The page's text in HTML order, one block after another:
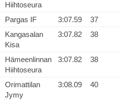
Hiihtoseura
Pargas IF 3:07.59
37
Kangasalan
Kisa
3:07.82 38
Hämeenlinnan
Hiihtoseura
3:07.82 38
Orimattilan
Jymy
3:08.09 40